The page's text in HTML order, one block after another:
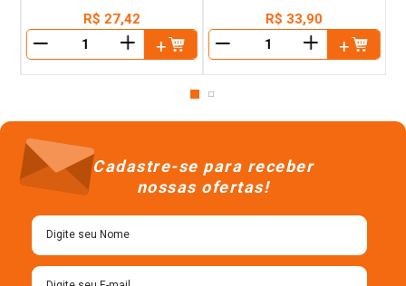
R$ 27,42
＋
R$ 33,90
＋
Cadastre-se para receber
nossas ofertas!